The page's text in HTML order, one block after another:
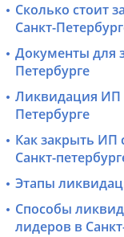
Сколько стоит
Санкт-
Документы для
Петербурге
Ликвидация ИП
Петербурге
Как закрыть ИП
Санкт-
Этапы
Способы
лидеров в